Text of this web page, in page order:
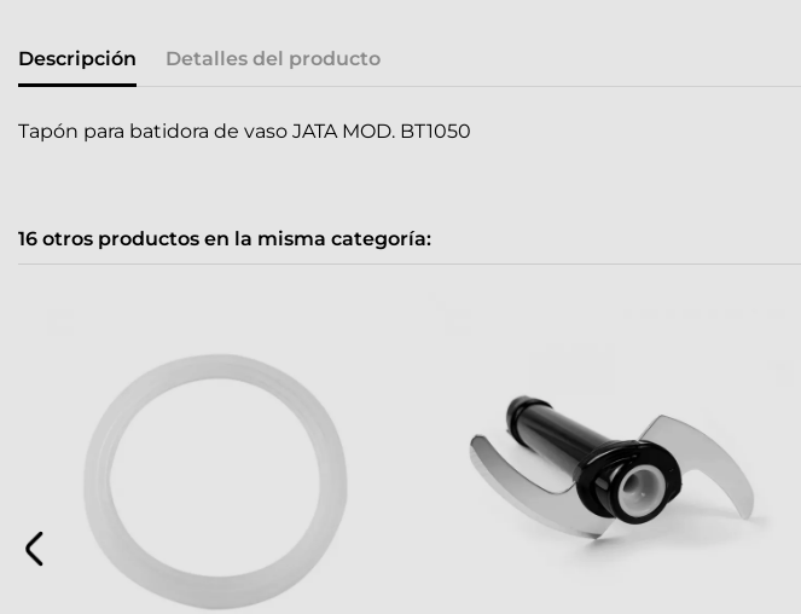
Descripción Detalles del producto
Tapón para batidora de vaso JATA MOD. BT1050
16 otros productos en la misma categoría: